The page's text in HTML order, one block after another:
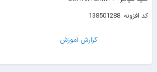
کد افزونه: 138501288
گزارش آموزش